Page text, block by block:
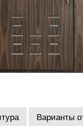
Варианты